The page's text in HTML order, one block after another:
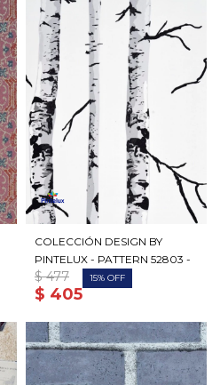
COLECCIÓN DESIGN BY
PINTELUX - PATTERN 52803 -
$ 405
$ 477 15